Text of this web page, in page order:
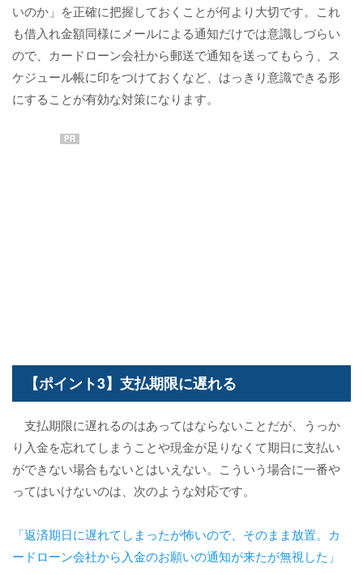
いのか」を正確に把握しておくことが何より大切です。これ
も借入れ金額同様にメールによる通知だけでは意識しづらい
ので、カードローン会社から郵送で通知を送ってもらう、ス
ケジュール帳に印をつけておくなど、はっきり意識できる形
にすることが有効な対策になります。
PR
【ポイント3】支払期限に遅れる
支払期限に遅れるのはあってはならないことだが、うっか
り入金を忘れてしまうことや現金が足りなくて期日に支払い
ができない場合もないとはいえない。こういう場合に一番や
ってはいけないのは、次のような対応です。
「返済期日に遅れてしまったが怖いので、そのまま放置。カ
ードローン会社から入金のお願いの通知が来たが無視した」